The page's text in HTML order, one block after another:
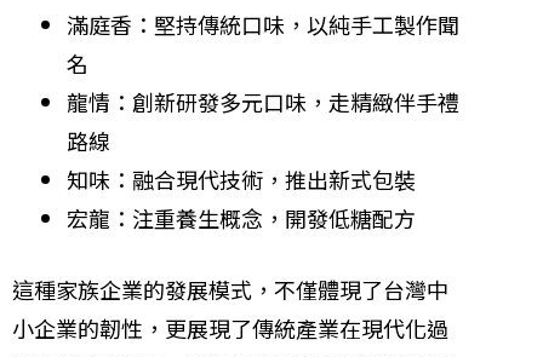
滿庭香：堅持傳統口味，以純手工製作聞
名
龍情：創新研發多元口味，走精緻伴手禮
路線
知味：融合現代技術，推出新式包裝
宏龍：注重養生概念，開發低糖配方
這種家族企業的發展模式，不僅體現了台灣中
小企業的韌性，更展現了傳統產業在現代化過